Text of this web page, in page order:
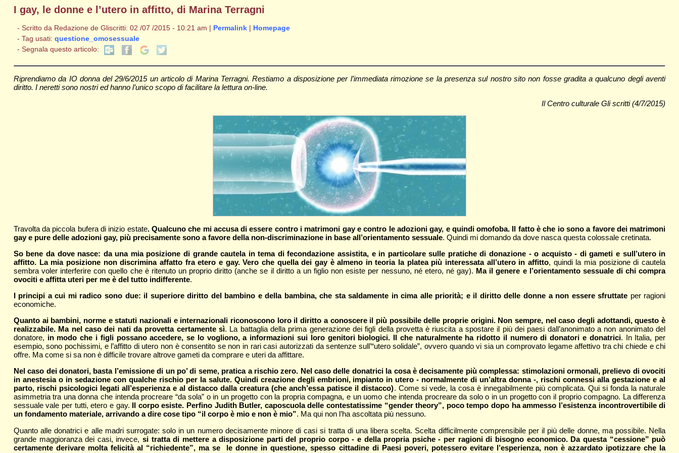
I gay, le donne e l’utero in affitto, di Marina Terragni
- Scritto da Redazione de Gliscritti: 02 /07 /2015 - 10:21 am | Permalink| Homepage
- Tag usati: questione_omosessuale
- Segnala questo articolo:
Riprendiamo da IO donna del 29/6/2015 un articolo di Marina Terragni. Restiamo a disposizione per l’immediata rimozione se la presenza sul nostro sito non fosse gradita a qualcuno degli aventi
diritto. I neretti sono nostri ed hanno l’unico scopo di facilitare la lettura on-line.
Il Centro culturale Gli scritti (4/7/2015)
Travolta da piccola bufera di inizio estate. Qualcuno che mi accusa di essere contro i matrimoni gay e contro le adozioni gay, e quindi omofoba. Il fatto è che io sono a favore dei matrimoni
gay e pure delle adozioni gay, più precisamente sono a favore della non-discriminazione in base all’orientamento sessuale. Quindi mi domando da dove nasca questa colossale cretinata.
So bene da dove nasce: da una mia posizione di grande cautela in tema di fecondazione assistita, e in particolare sulle pratiche di donazione - o acquisto - di gameti e sull’utero in
affitto. La mia posizione non discrimina affatto fra etero e gay. Vero che quella dei gay è almeno in teoria la platea più interessata all’utero in affitto, quindi la mia posizione di cautela
sembra voler interferire con quello che è ritenuto un proprio diritto (anche se il diritto a un figlio non esiste per nessuno, né etero, né gay). Ma il genere e l’orientamento sessuale di chi compra
ovociti e affitta uteri per me è del tutto indifferente.
I principi a cui mi radico sono due: il superiore diritto del bambino e della bambina, che sta saldamente in cima alle priorità; e il diritto delle donne a non essere sfruttate per ragioni
economiche.
Quanto ai bambini, norme e statuti nazionali e internazionali riconoscono loro il diritto a conoscere il più possibile delle proprie origini. Non sempre, nel caso degli adottandi, questo è
realizzabile. Ma nel caso dei nati da provetta certamente sì. La battaglia della prima generazione dei figli della provetta è riuscita a spostare il più dei paesi dall’anonimato a non anonimato del
donatore, in modo che i figli possano accedere, se lo vogliono, a informazioni sui loro genitori biologici. Il che naturalmente ha ridotto il numero di donatori e donatrici. In Italia, per
esempio, sono pochissimi, e l’affitto di utero non è consentito se non in rari casi autorizzati da sentenze sull’“utero solidale”, ovvero quando vi sia un comprovato legame affettivo tra chi chiede e chi
offre. Ma come si sa non è difficile trovare altrove gameti da comprare e uteri da affittare.
Nel caso dei donatori, basta l’emissione di un po’ di seme, pratica a rischio zero. Nel caso delle donatrici la cosa è decisamente più complessa: stimolazioni ormonali, prelievo di ovociti
in anestesia o in sedazione con qualche rischio per la salute. Quindi creazione degli embrioni, impianto in utero - normalmente di un’altra donna -, rischi connessi alla gestazione e al
parto, rischi psicologici legati all’esperienza e al distacco dalla creatura (che anch’essa patisce il distacco). Come si vede, la cosa è innegabilmente più complicata. Qui si fonda la naturale
asimmetria tra una donna che intenda procreare “da sola” o in un progetto con la propria compagna, e un uomo che intenda procreare da solo o in un progetto con il proprio compagno. La differenza
sessuale vale per tutti, etero e gay. Il corpo esiste. Perfino Judith Butler, caposcuola delle contestatissime “gender theory”, poco tempo dopo ha ammesso l’esistenza incontrovertibile di
un fondamento materiale, arrivando a dire cose tipo “il corpo è mio e non è mio”. Ma qui non l’ha ascoltata più nessuno.
Quanto alle donatrici e alle madri surrogate: solo in un numero decisamente minore di casi si tratta di una libera scelta. Scelta difficilmente comprensibile per il più delle donne, ma possibile. Nella
grande maggioranza dei casi, invece,si tratta di mettere a disposizione parti del proprio corpo - e della propria psiche - per ragioni di bisogno economico. Da questa “cessione” può
certamente derivare molta felicità al “richiedente”, ma se le donne in questione, spesso cittadine di Paesi poveri, potessero evitare l’esperienza, non è azzardato ipotizzare che la